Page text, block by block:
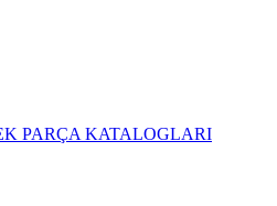
PARÇA KATALOGLARI